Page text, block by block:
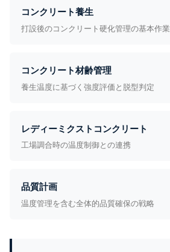
コンクリート養生
打設後のコンクリート硬化管理の基本作業
コンクリート材齢管理
養生温度に基づく強度評価と脱型判定
レディーミクストコンクリート
工場調合時の温度制御との連携
品質計画
温度管理を含む全体的品質確保の戦略